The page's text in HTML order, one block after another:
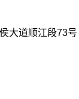
大道顺江段73号